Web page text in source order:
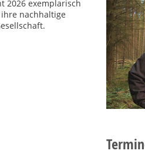
2026 exemplarisch
nachhaltige